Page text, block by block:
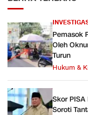
Pemasok
Oleh
Turun
Hukum &
Skor
Soroti